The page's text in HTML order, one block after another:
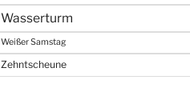
Wasserturm
Weißer Samstag
Zehntscheune